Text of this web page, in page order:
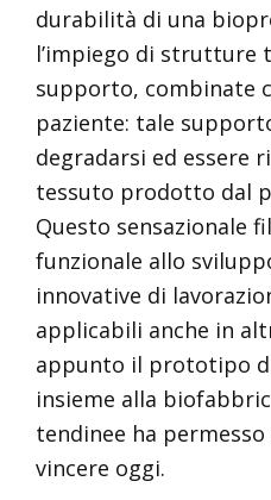
durabilità di una
l’impiego di strutture
supporto, combinate
paziente: tale
degradarsi ed essere
tessuto prodotto dal
Questo sensazionale
funzionale allo
innovative di
applicabili anche in
appunto il prototipo
insieme alla
tendinee ha permesso
vincere oggi.